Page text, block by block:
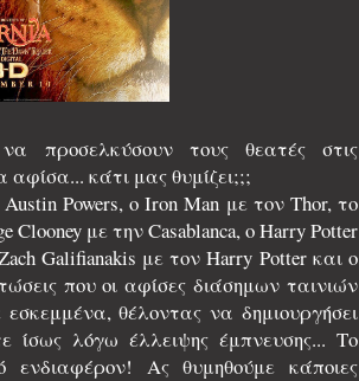
προσελκύσουν τους θεατές στις
αφίσα... κάτι μας θυμίζει;;;
Powers, ο Iron Man με τον Thor, το
Clooney με την Casablanca, o Harry Potter
Galifianakis με τον Harry Potter και ο
που οι αφίσες διάσημων ταινιών
θέλοντας να δημιουργήσει
ίσως λόγω έλλειψης έμπνευσης... Το
Ας θυμηθούμε κάποιες